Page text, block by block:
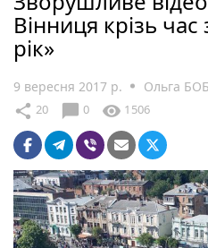
Вінниця крізь
рік»
9 вересня 2017 р. Ольга
share 20 chat_bubble 0 visibility 1506